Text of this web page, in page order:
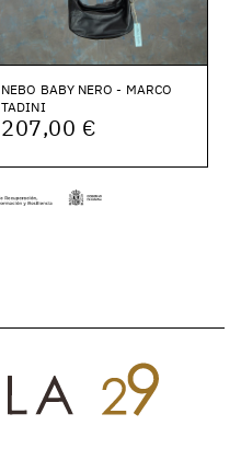
NEBO BABY NERO - MARCO
TADINI
207,00 €